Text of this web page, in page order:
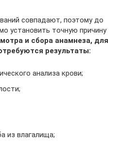
совпадают, поэтому до
установить точную причину
и сбора анамнеза, для
результаты:
анализа крови;
из влагалища;